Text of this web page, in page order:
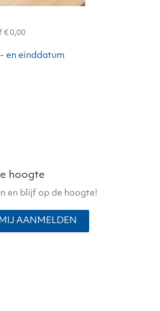
€0,00
en einddatum
hoogte
en blijf op de hoogte!
AANMELDEN